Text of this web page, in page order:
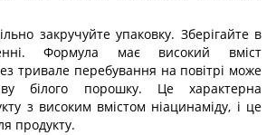
закручуйте упаковку. Зберігайте в
Формула має високий вміст
тривале перебування на повітрі може
білого порошку. Це характерна
з високим вмістом ніацинаміду, і це
продукту.